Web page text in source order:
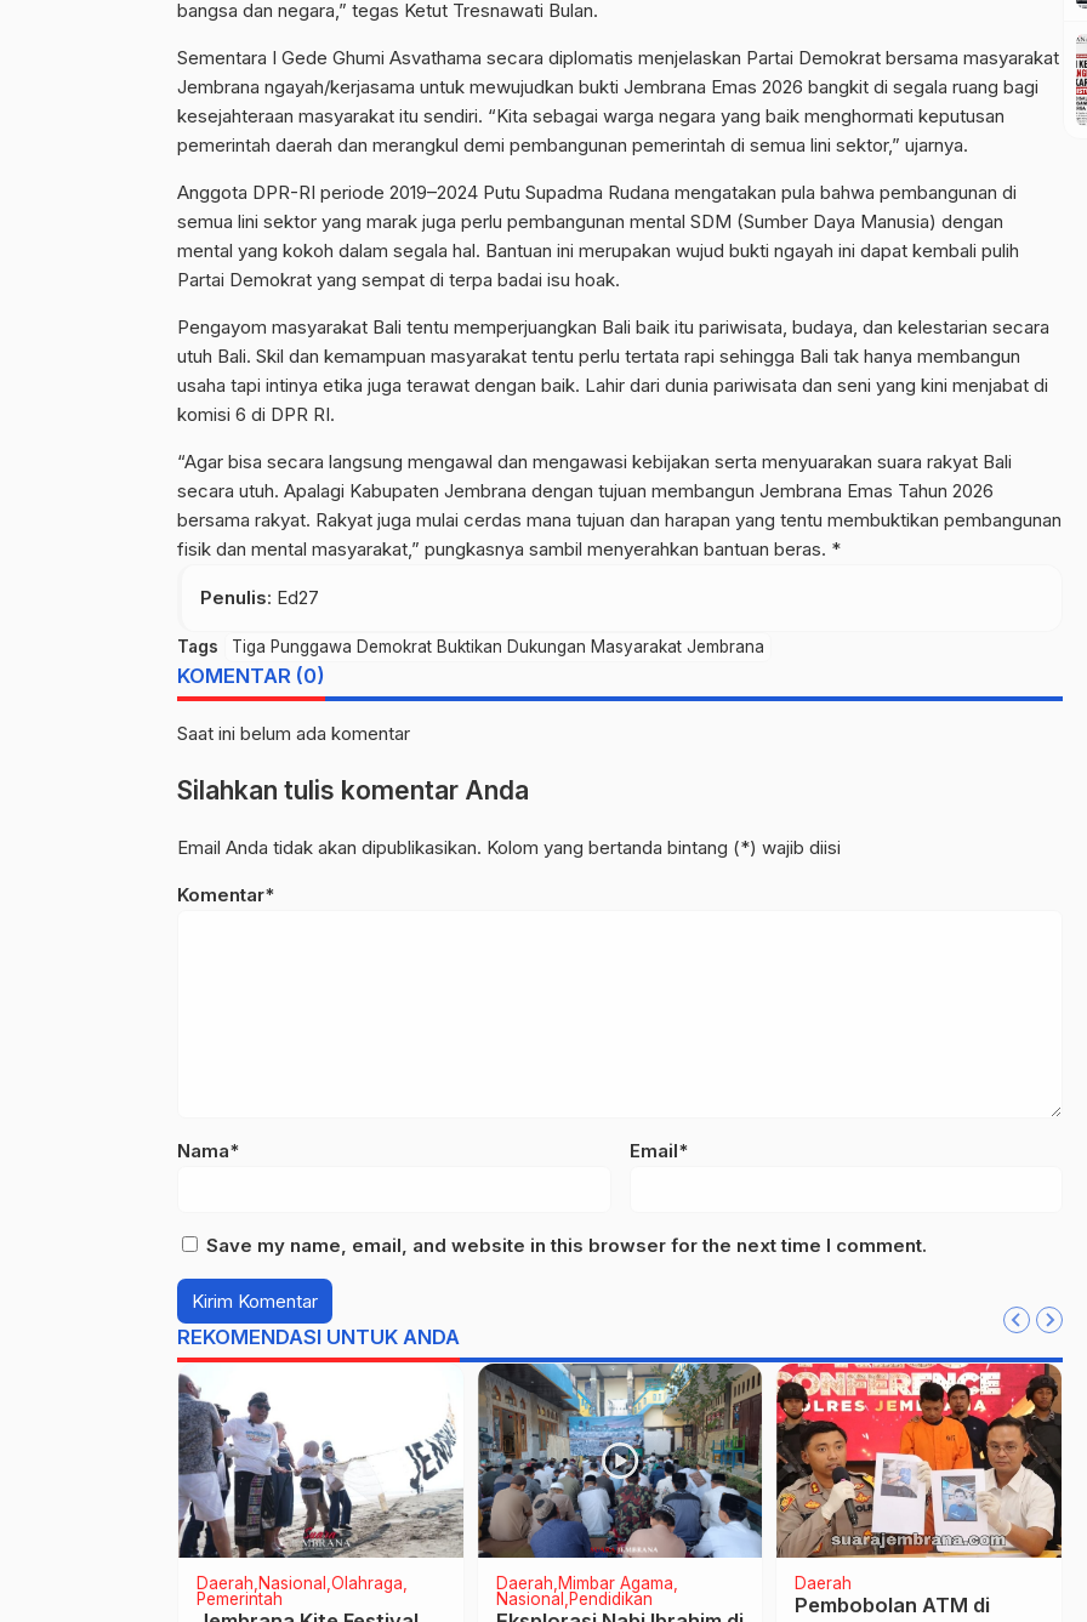
bangsa dan negara,” tegas Ketut Tresnawati Bulan.
Sementara I Gede Ghumi Asvathama secara diplomatis menjelaskan Partai Demokrat bersama masyarakat
Jembrana ngayah/kerjasama untuk mewujudkan bukti Jembrana Emas 2026 bangkit di segala ruang bagi
kesejahteraan masyarakat itu sendiri. “Kita sebagai warga negara yang baik menghormati keputusan
pemerintah daerah dan merangkul demi pembangunan pemerintah di semua lini sektor,” ujarnya.
Anggota DPR-RI periode 2019–2024 Putu Supadma Rudana mengatakan pula bahwa pembangunan di
semua lini sektor yang marak juga perlu pembangunan mental SDM (Sumber Daya Manusia) dengan
mental yang kokoh dalam segala hal. Bantuan ini merupakan wujud bukti ngayah ini dapat kembali pulih
Partai Demokrat yang sempat di terpa badai isu hoak.
Pengayom masyarakat Bali tentu memperjuangkan Bali baik itu pariwisata, budaya, dan kelestarian secara
utuh Bali. Skil dan kemampuan masyarakat tentu perlu tertata rapi sehingga Bali tak hanya membangun
usaha tapi intinya etika juga terawat dengan baik. Lahir dari dunia pariwisata dan seni yang kini menjabat di
komisi 6 di DPR RI.
“Agar bisa secara langsung mengawal dan mengawasi kebijakan serta menyuarakan suara rakyat Bali
secara utuh. Apalagi Kabupaten Jembrana dengan tujuan membangun Jembrana Emas Tahun 2026
bersama rakyat. Rakyat juga mulai cerdas mana tujuan dan harapan yang tentu membuktikan pembangunan
fisik dan mental masyarakat,” pungkasnya sambil menyerahkan bantuan beras. *
Penulis: Ed27
Tags Tiga Punggawa Demokrat Buktikan Dukungan Masyarakat Jembrana
KOMENTAR (0)
Saat ini belum ada komentar
Silahkan tulis komentar Anda
Email Anda tidak akan dipublikasikan. Kolom yang bertanda bintang (*) wajib diisi
Komentar*
Nama* Email*
Save my name, email, and website in this browser for the next time I comment.
REKOMENDASI UNTUK ANDA
Daerah Nasional Olahraga
Pemerintah
Daerah Mimbar Agama
Nasional
Pendidikan
Daerah
Pembobolan ATM di